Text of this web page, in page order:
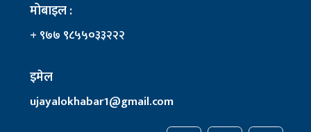
मोबाइल :
+ ९७७ ९८५५०३३२२२
इमेल
ujayalokhabar1@gmail.com